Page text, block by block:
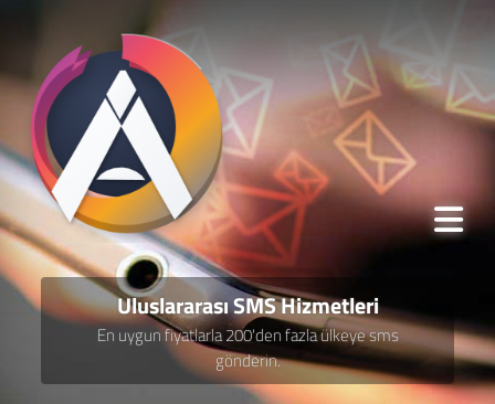
Uluslararası SMS Hizmetleri
En uygun fiyatlarla 200'den fazla ülkeye sms
gönderin.